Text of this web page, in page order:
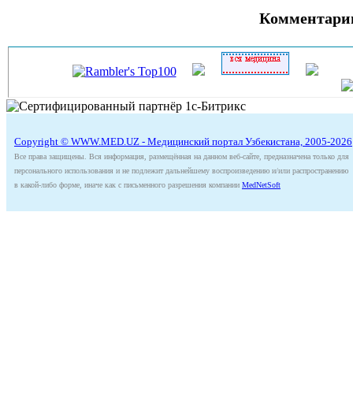
Copyright © WWW.MED.UZ - Медицинский портал Узбекистана, 2005-2026
Все права защищены. Вся информация, размещённая на данном веб-сайте, предназначена только для
персонального использования и не подлежит дальнейшему воспроизведению и/или распространению
в какой-либо форме, иначе как с письменного разрешения компании MedNetSoft